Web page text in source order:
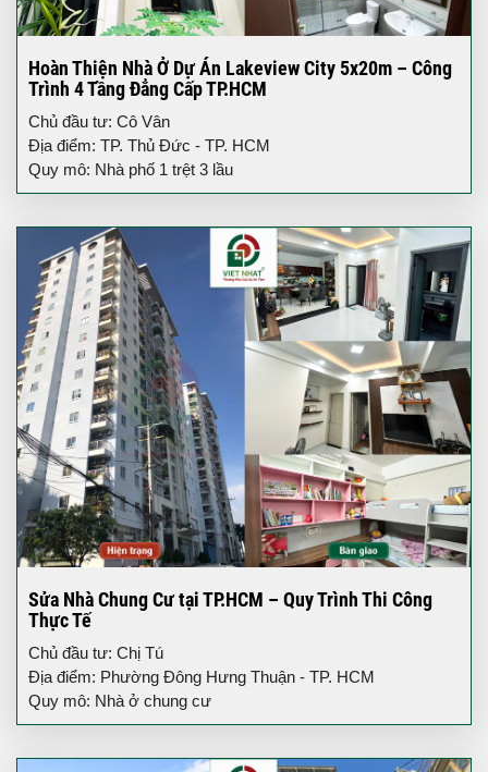
Hoàn Thiện Nhà Ở Dự Án Lakeview City 5x20m – Công
Trình 4 Tầng Đẳng Cấp TP.HCM
Chủ đầu tư: Cô Vân
Địa điểm: TP. Thủ Đức - TP. HCM
Quy mô: Nhà phố 1 trệt 3 lầu
Sửa Nhà Chung Cư tại TP.HCM – Quy Trình Thi Công
Thực Tế
Chủ đầu tư: Chị Tú
Địa điểm: Phường Đông Hưng Thuận - TP. HCM
Quy mô: Nhà ở chung cư